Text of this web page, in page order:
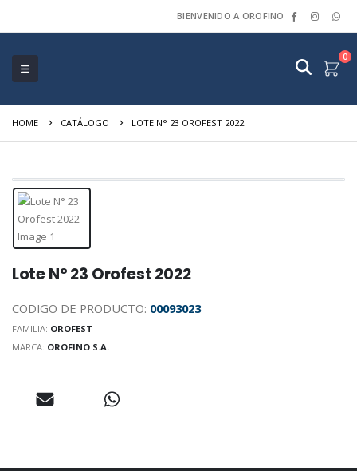
BIENVENIDO A OROFINO
0
HOME CATÁLOGO LOTE N° 23 OROFEST 2022
Lote N° 23 Orofest 2022
CODIGO DE PRODUCTO: 00093023
FAMILIA: OROFEST
MARCA: OROFINO S.A.